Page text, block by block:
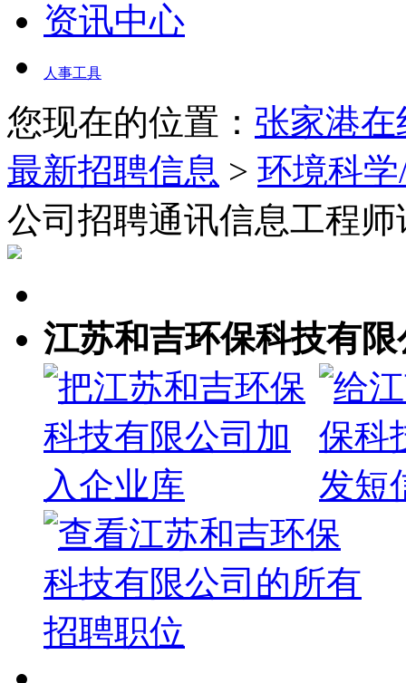
资讯中心
人事工具
您现在的位置： 张家港
最新招聘信息 > 环境科
公司招聘通讯信息工程师
江苏和吉环保科技有限